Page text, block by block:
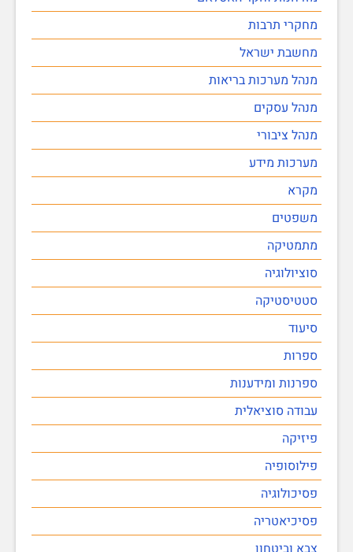
מחקרי תרבות
מחשבת ישראל
מנהל מערכות בריאות
מנהל עסקים
מנהל ציבורי
מערכות מידע
מקרא
משפטים
מתמטיקה
סוציולוגיה
סטטיסטיקה
סיעוד
ספרות
ספרנות ומידענות
עבודה סוציאלית
פיזיקה
פילוסופיה
פסיכולוגיה
פסיכיאטריה